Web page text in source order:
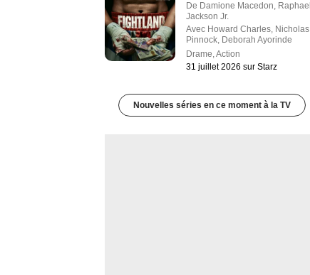
De Damione Macedon, Raphael
Jackson Jr.
Avec Howard Charles, Nicholas
Pinnock, Deborah Ayorinde
Drame,Action
31 juillet 2026 sur Starz
Nouvelles séries en ce moment à la TV